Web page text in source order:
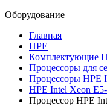
Оборудование
Главная
HPE
Комплектующие
Процессоры для
Процессоры HPE
HPE Intel Xeon
Процессор HPE